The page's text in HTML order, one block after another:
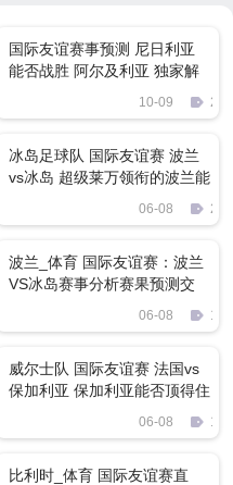
国际友谊赛事预测 尼日利亚
能否战胜 阿尔及利亚 独家解
10-09
冰岛足球队 国际友谊赛 波兰
vs冰岛 超级莱万领衔的波兰能
06-08
波兰_体育 国际友谊赛：波兰
VS冰岛赛事分析赛果预测交
06-08
威尔士队 国际友谊赛 法国vs
保加利亚 保加利亚能否顶得住
06-08
比利时_体育 国际友谊赛直